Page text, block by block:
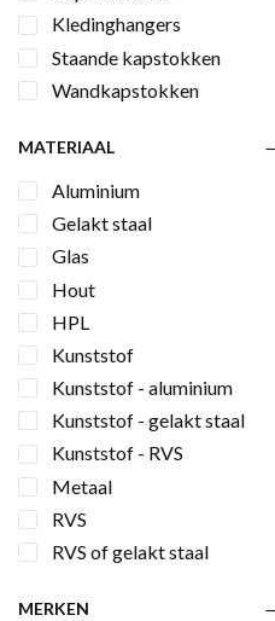
Kledinghangers
Staande kapstokken
Wandkapstokken
MATERIAAL
Aluminium
Gelakt staal
Glas
Hout
HPL
Kunststof
Kunststof - aluminium
Kunststof - gelakt staal
Kunststof - RVS
Metaal
RVS
RVS of gelakt staal
MERKEN